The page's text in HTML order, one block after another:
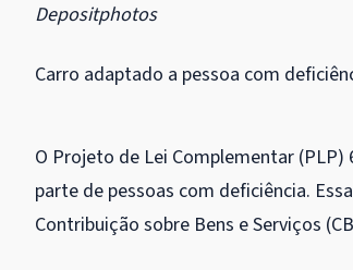
Depositphotos
Carro adaptado a pessoa com
O Projeto de Lei Complementar
parte de pessoas com deficiência.
Contribuição sobre Bens e Serviços